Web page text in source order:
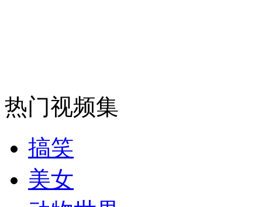
司机酒驾遇交警 急速倒车逃窜
热门视频集
搞笑
美女